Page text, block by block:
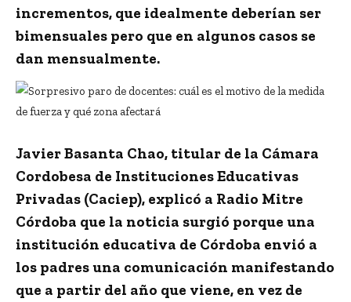
incrementos, que idealmente deberían ser
bimensuales pero que en algunos casos se
dan mensualmente.
Javier Basanta Chao, titular de la Cámara
Cordobesa de Instituciones Educativas
Privadas (Caciep), explicó a Radio Mitre
Córdoba que la noticia surgió porque una
institución educativa de Córdoba envió a
los padres una comunicación manifestando
que a partir del año que viene, en vez de